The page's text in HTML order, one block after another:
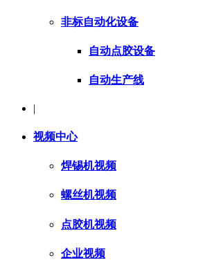
非标自动化设备
自动点胶设备
自动生产线
|
视频中心
焊锡机视频
螺丝机视频
点胶机视频
企业视频